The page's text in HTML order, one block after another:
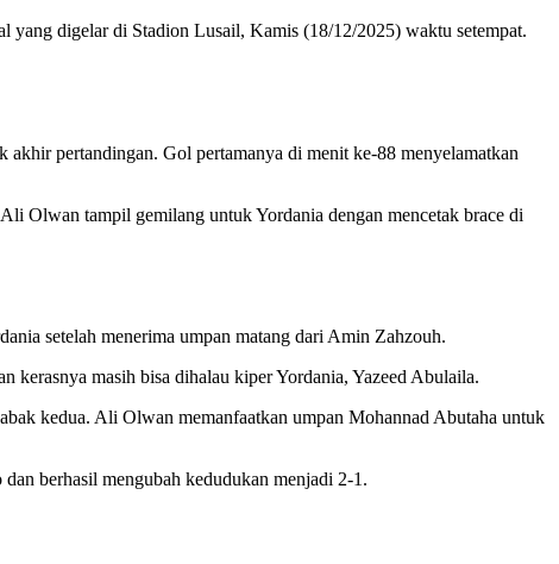
yang digelar di Stadion Lusail, Kamis (18/12/2025) waktu setempat.
pertandingan. Gol pertamanya di menit ke-88 menyelamatkan
Olwan tampil gemilang untuk Yordania dengan mencetak brace di
setelah menerima umpan matang dari Amin Zahzouh.
kerasnya masih bisa dihalau kiper Yordania, Yazeed Abulaila.
kedua. Ali Olwan memanfaatkan umpan Mohannad Abutaha untuk
berhasil mengubah kedudukan menjadi 2-1.